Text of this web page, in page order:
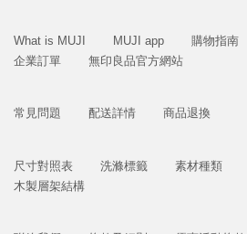
What is MUJI MUJI app 購物指南
企業訂單
無印良品官方網站
常見問題 配送詳情 商品退換
尺寸對照表 洗滌標籤 素材種類
木製層架結構